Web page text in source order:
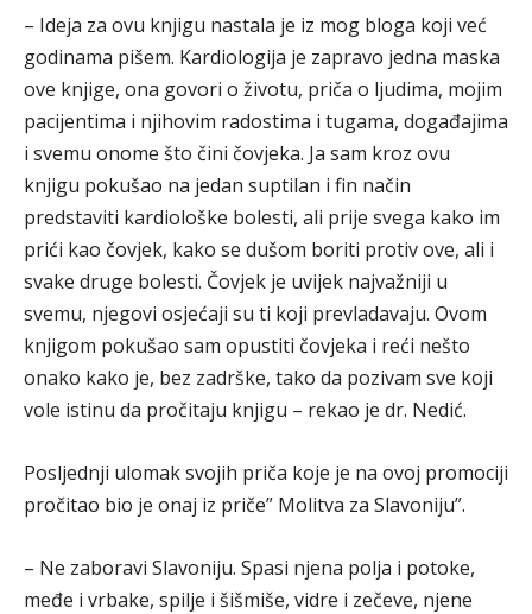
– Ideja za ovu knjigu nastala je iz mog bloga koji već
godinama pišem. Kardiologija je zapravo jedna maska
ove knjige, ona govori o životu, priča o ljudima, mojim
pacijentima i njihovim radostima i tugama, događajima
i svemu onome što čini čovjeka. Ja sam kroz ovu
knjigu pokušao na jedan suptilan i fin način
predstaviti kardiološke bolesti, ali prije svega kako im
prići kao čovjek, kako se dušom boriti protiv ove, ali i
svake druge bolesti. Čovjek je uvijek najvažniji u
svemu, njegovi osjećaji su ti koji prevladavaju. Ovom
knjigom pokušao sam opustiti čovjeka i reći nešto
onako kako je, bez zadrške, tako da pozivam sve koji
vole istinu da pročitaju knjigu – rekao je dr. Nedić.
Posljednji ulomak svojih priča koje je na ovoj promociji
pročitao bio je onaj iz priče” Molitva za Slavoniju”.
– Ne zaboravi Slavoniju. Spasi njena polja i potoke,
međe i vrbake, spilje i šišmiše, vidre i zečeve, njene